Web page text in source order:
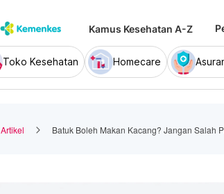
Kamus Kesehatan A-Z
Toko Kesehatan Homecare
Artikel Batuk Boleh Makan Kacang? Jangan Salah